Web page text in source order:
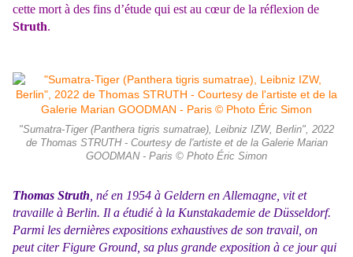
cette mort à des fins d’étude qui est au cœur de la réflexion de
Struth.
"Sumatra-Tiger (Panthera tigris sumatrae), Leibniz IZW, Berlin", 2022
de Thomas STRUTH - Courtesy de l'artiste et de la Galerie Marian
GOODMAN - Paris © Photo Éric Simon
Thomas Struth , né en 1954 à Geldern en Allemagne, vit et
travaille à Berlin. Il a étudié à la Kunstakademie de Düsseldorf.
Parmi les dernières expositions exhaustives de son travail, on
peut citer Figure Ground, sa plus grande exposition à ce jour qui